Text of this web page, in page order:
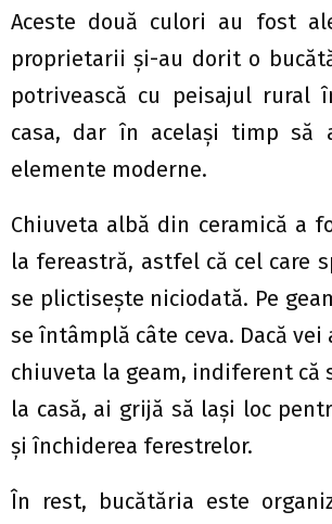
Aceste două culori au fost
proprietarii și-au dorit o
potrivească cu peisajul rural
casa, dar în același timp să
elemente moderne.
Chiuveta albă din ceramică a
la fereastră, astfel că cel care
se plictisește niciodată. Pe
se întâmplă câte ceva. Dacă
chiuveta la geam, indiferent că
la casă, ai grijă să lași loc
și închiderea ferestrelor.
În rest, bucătăria este